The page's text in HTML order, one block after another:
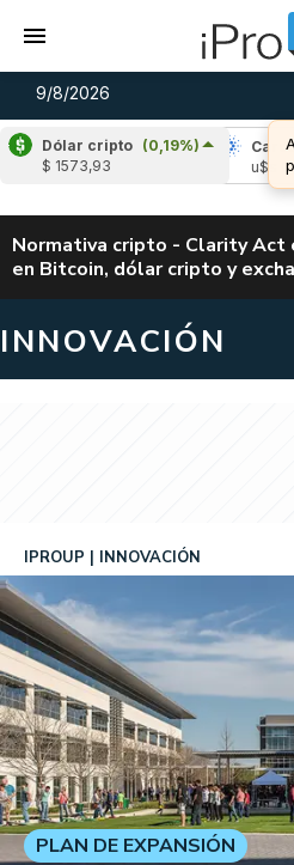
9/8/2026
Dólar cripto (0,19%)
$ 1573,93
(0,01%)
Cardano
u$s 0,20
ALERTA
Normativa cripto - Clarity Act
en Bitcoin, dólar cripto y
INNOVACIÓN
IPROUP INNOVACIÓN
PLAN DE EXPANSIÓN